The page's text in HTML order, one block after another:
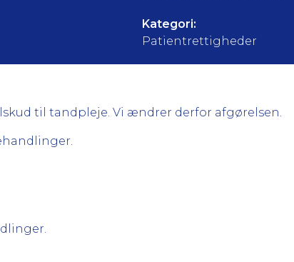
Kategori:
Patientrettigheder
til tandpleje. Vi ændrer derfor afgørelsen.